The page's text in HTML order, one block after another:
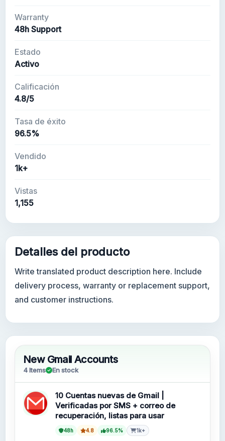
Warranty
48h Support
Estado
Activo
Calificación
4.8/5
Tasa de éxito
96.5%
Vendido
1k+
Vistas
1,155
Detalles del producto
Write translated product description here. Include
delivery process, warranty or replacement support,
and customer instructions.
New Gmail Accounts
4 Items En stock
10 Cuentas nuevas de Gmail |
Verificadas por SMS + correo de
recuperación, listas para usar
48h 4.8 96.5% 1k+